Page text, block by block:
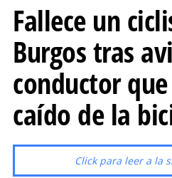
Fallece un
Burgos tras
conductor
caído de la
Click para leer a la